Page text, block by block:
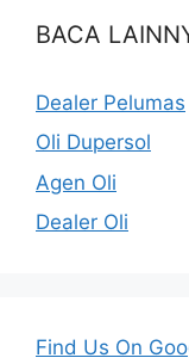
BACA
Dealer Pelumas
Oli Dupersol
Agen Oli
Dealer Oli
Find Us On